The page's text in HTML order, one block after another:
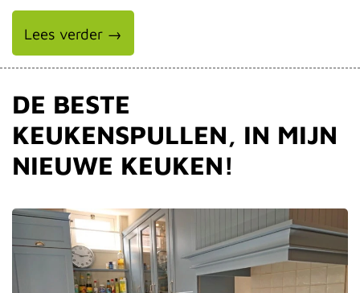
Lees verder →
DE BESTE
KEUKENSPULLEN, IN MIJN
NIEUWE KEUKEN!